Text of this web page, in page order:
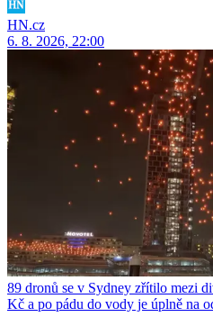
HN.cz
6. 8. 2026, 22:00
89 dronů se v Sydney zřítilo mezi
Kč a po pádu do vody je úplně na